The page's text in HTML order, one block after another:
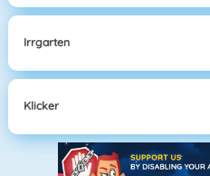
Irrgarten
Klicker